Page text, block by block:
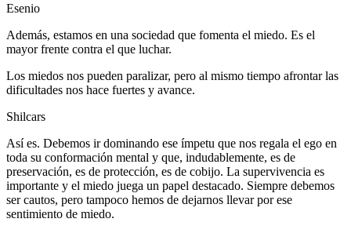
Esenio
Además, estamos en una sociedad que fomenta el miedo. Es el
mayor frente contra el que luchar.
Los miedos nos pueden paralizar, pero al mismo tiempo afrontar las
dificultades nos hace fuertes y avance.
Shilcars
Así es. Debemos ir dominando ese ímpetu que nos regala el ego en
toda su conformación mental y que, indudablemente, es de
preservación, es de protección, es de cobijo. La supervivencia es
importante y el miedo juega un papel destacado. Siempre debemos
ser cautos, pero tampoco hemos de dejarnos llevar por ese
sentimiento de miedo.